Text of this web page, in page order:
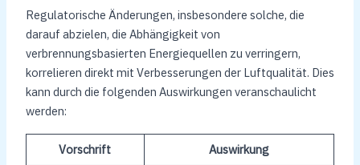
Regulatorische Änderungen, insbesondere solche, die
darauf abzielen, die Abhängigkeit von
verbrennungsbasierten Energiequellen zu verringern,
korrelieren direkt mit Verbesserungen der Luftqualität. Dies
kann durch die folgenden Auswirkungen veranschaulicht
werden:
Vorschrift Auswirkung